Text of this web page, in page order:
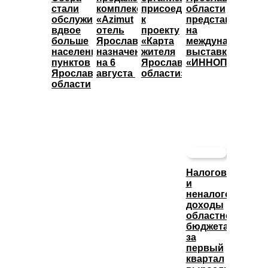
стали
обслуживать
вдвое
больше
населенных
пунктов
Ярославской
области
комплекса
«Azimut
отель
Ярославль»
назначены
на 6
августа
присоединились
к
проекту
«Карта
жителя
Ярославской
области»
области
представят
на
международной
выставке
«ИННОПРОМ»
Налоговые
и
неналоговые
доходы
областного
бюджета
за
первый
квартал